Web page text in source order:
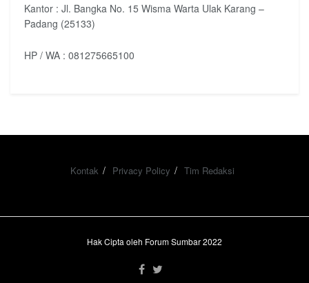
Kantor : Jl. Bangka No. 15 Wisma Warta Ulak Karang –
Padang (25133)
HP / WA : 081275665100
Kontak Privacy Policy Tim Redaksi
Hak Cipta oleh Forum Sumbar 2022